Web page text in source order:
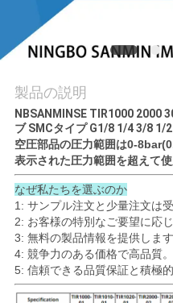
達
に
連
絡
し
な
さ
い
製品の説明
NBSANMINSE TIR1000 2000
ブ SMCタイプ G1/8 1/4 3/8 1/
空圧部品の圧力範囲は0-
表示された圧力範囲を超えて
なぜ私たちを選ぶのか
1: サンプル注文と少量注文は受
2: お客様の特別なご要望に応
3: 無料の製品情報を提供します
4: 競争力のある価格で高品質。
5: 信頼できる品質保証と積極